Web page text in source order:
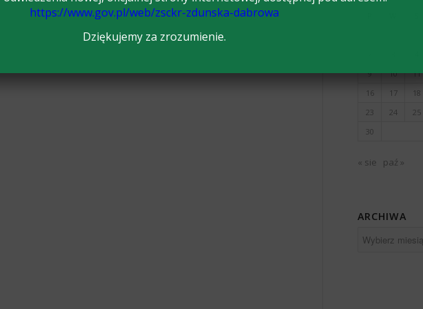
9
10 11
16
17 18
23
24 25
30
« sie paź »
ARCHIWA
https://www.gov.pl/web/zsckr-zdunska-dabrowa
Dziękujemy za zrozumienie.